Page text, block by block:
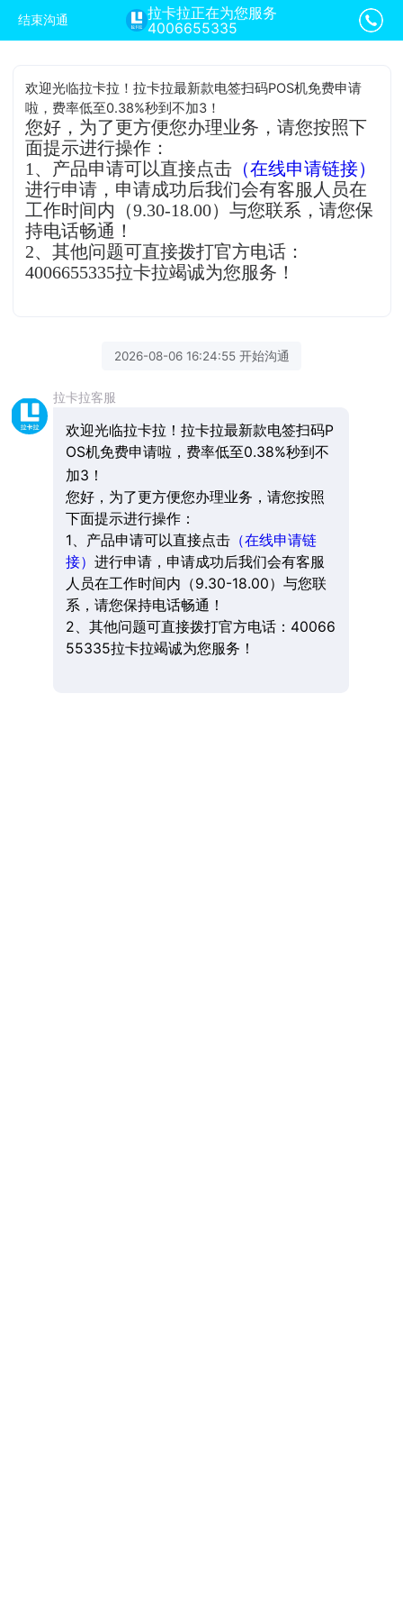
结束沟通
拉卡拉正在为您服务
4006655335
欢迎光临拉卡拉！拉卡拉最新款电签扫码POS机免费申请
啦，费率低至0.38%秒到不加3！
您好，为了更方便您办理业务，请您按照下
面提示进行操作：
1、产品申请可以直接点击 （在线申请链接）
进行申请，申请成功后我们会有客服人员在
工作时间内（9.30-18.00）与您联系，请您保
持电话畅通！
2、其他问题可直接拨打官方电话：
4006655335拉卡拉竭诚为您服务！
2026-08-06 16:24:55 开始沟通
拉卡拉客服
欢迎光临拉卡拉！拉卡拉最新款电签扫码P
OS机免费申请啦，费率低至0.38%秒到不
加3！
您好，为了更方便您办理业务，请您按照
下面提示进行操作：
1、产品申请可以直接点击（在线申请链
接） 进行申请，申请成功后我们会有客服
人员在工作时间内（9.30-18.00）与您联
系，请您保持电话畅通！
2、其他问题可直接拨打官方电话：40066
55335拉卡拉竭诚为您服务！